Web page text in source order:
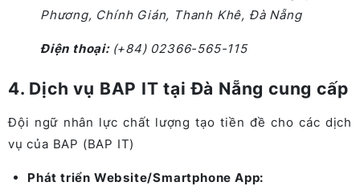
Phương, Chính Gián, Thanh Khê, Đà Nẵng
Điện thoại: (+84) 02366-565-115
4. Dịch vụ BAP IT tại Đà Nẵng cung cấp
Đội ngữ nhân lực chất lượng tạo tiền đề cho các dịch
vụ của BAP (BAP IT)
Phát triển Website/Smartphone App: